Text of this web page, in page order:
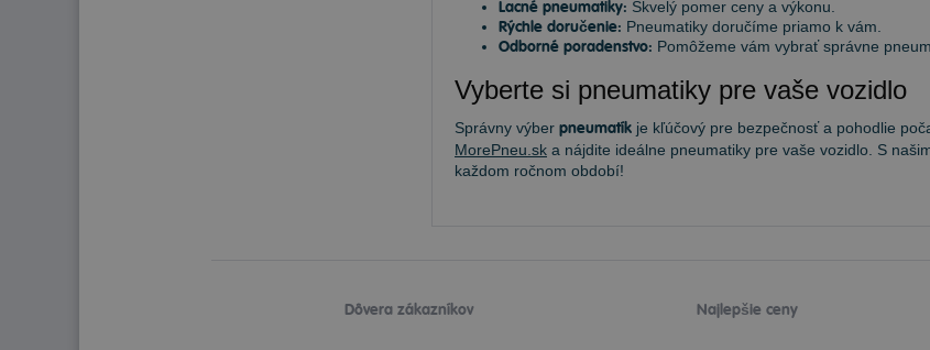
Lacné pneumatiky: Skvelý pomer ceny a výkonu.
Rýchle doručenie: Pneumatiky doručíme priamo k vám.
Odborné poradenstvo: Pomôžeme vám vybrať správne
Vyberte si pneumatiky pre vaše vozidlo
Správny výber pneumatík je kľúčový pre bezpečnosť a pohodlie
MorePneu.sk a nájdite ideálne pneumatiky pre vaše vozidlo. S
každom ročnom období!
Dôvera zákazníkov Najlepšie ceny